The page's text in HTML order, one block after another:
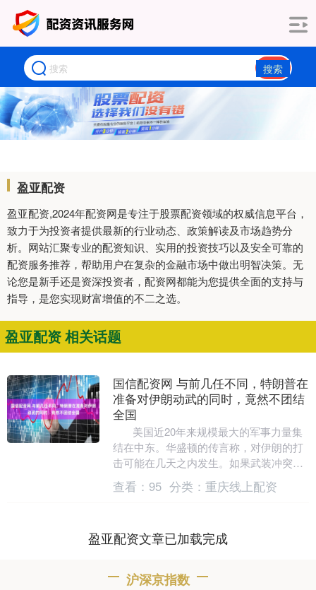
搜索
盈亚配资
盈亚配资,2024年配资网是专注于股票配资领域的权威信息平台，
致力于为投资者提供最新的行业动态、政策解读及市场趋势分
析。网站汇聚专业的配资知识、实用的投资技巧以及安全可靠的
配资服务推荐，帮助用户在复杂的金融市场中做出明智决策。无
论您是新手还是资深投资者，配资网都能为您提供全面的支持与
指导，是您实现财富增值的不二之选。
盈亚配资 相关话题
国信配资网 与前几任不同，特朗普在
准备对伊朗动武的同时，竟然不团结
全国
美国近20年来规模最大的军事力量集
结在中东。华盛顿的传言称，对伊朗的打
击可能在几天之内发生。如果武装冲突爆
发，将会引发一个极其严肃的问题：究竟
是什....
查看： 95 分类： 重庆线上配资
盈亚配资文章已加载完成
沪深京指数